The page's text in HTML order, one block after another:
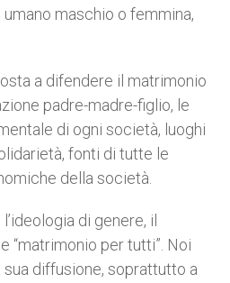
maschio o femmina,
a difendere il matrimonio
padre-madre-figlio, le
di ogni società, luoghi
fonti di tutte le
della società.
di genere, il
“matrimonio per tutti”. Noi
diffusione, soprattutto a